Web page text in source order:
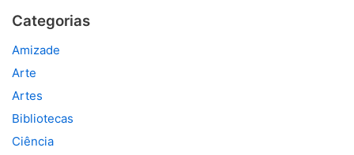
Categorias
Amizade
Arte
Artes
Bibliotecas
Ciência